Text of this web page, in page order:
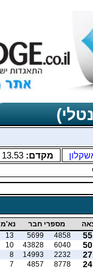
מקדם:13.53
מספרי חבר
נא'מ
4858
5699
13
6040
43828
10
2232
14993
8
8778
4857
7